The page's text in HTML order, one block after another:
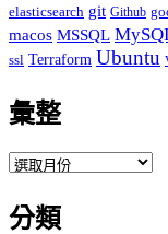
elasticsearch git Github
macos MSSQL
ssl Terraform Ubuntu
彙整
彙
分類